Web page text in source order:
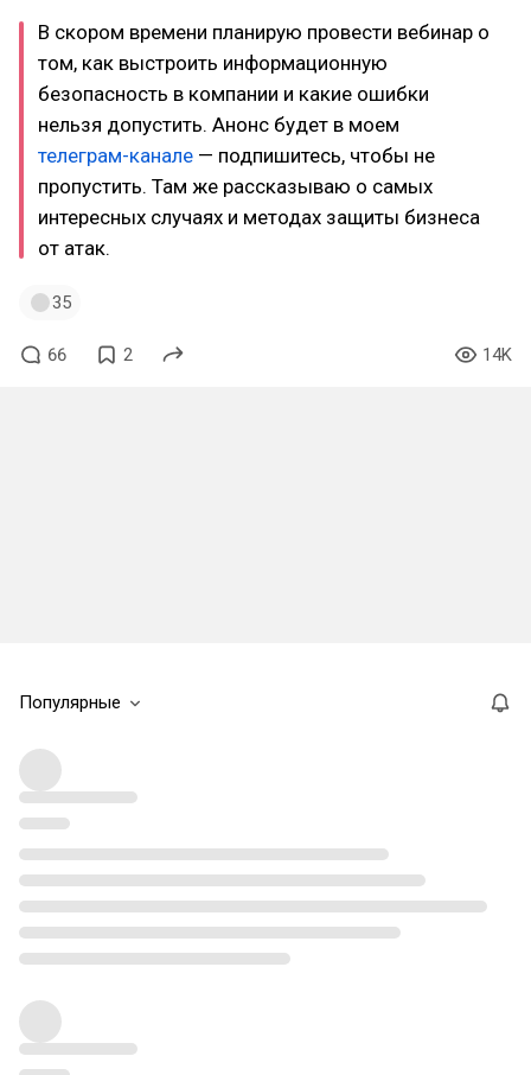
В скором времени планирую провести вебинар о
том, как выстроить информационную
безопасность в компании и какие ошибки
нельзя допустить. Анонс будет в моем
телеграм-канале — подпишитесь, чтобы не
пропустить. Там же рассказываю о самых
интересных случаях и методах защиты бизнеса
от атак.
35
66 2 14K
Популярные